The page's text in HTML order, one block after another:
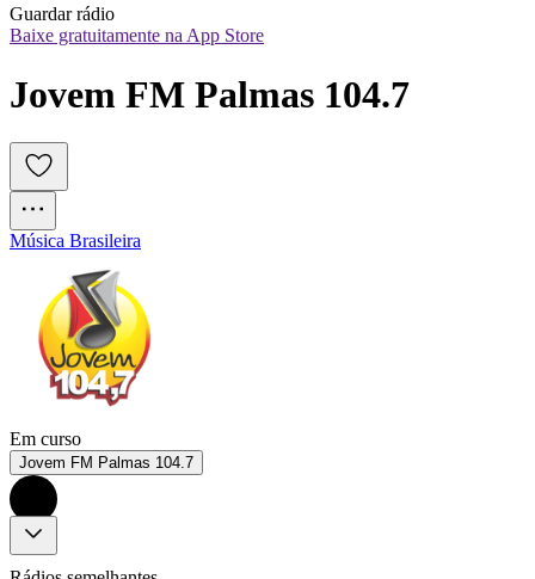
Guardar rádio
Baixe gratuitamente na App Store
Jovem FM Palmas 104.7
Música Brasileira
Em curso
Jovem FM Palmas 104.7